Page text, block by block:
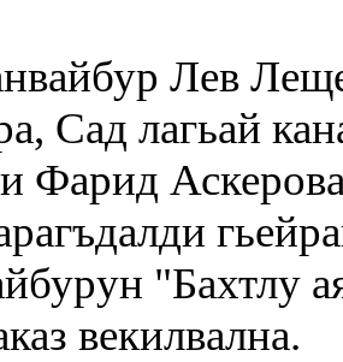
Лев
Сад лагьай
Фарид
"Бахтлу
векилвална.